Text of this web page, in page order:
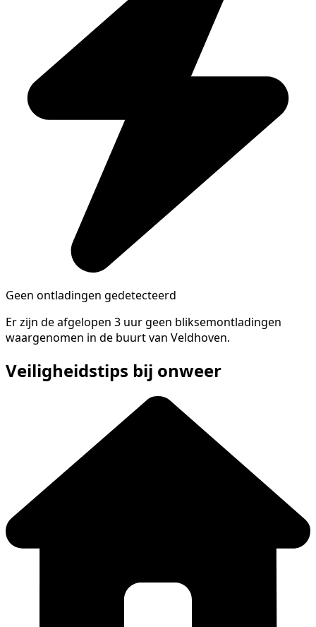
Geen ontladingen gedetecteerd
Er zijn de afgelopen 3 uur geen bliksemontladingen
waargenomen in de buurt van Veldhoven.
Veiligheidstips bij onweer